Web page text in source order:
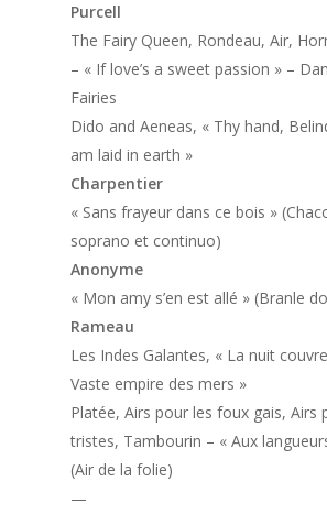
Purcell
The Fairy Queen, Rondeau, Air,
– « If love’s a sweet passion » –
Fairies
Dido and Aeneas, « Thy hand,
am laid in earth »
Charpentier
« Sans frayeur dans ce bois »
soprano et continuo)
Anonyme
« Mon amy s’en est allé » (Branle
Rameau
Les Indes Galantes, « La nuit
Vaste empire des mers »
Platée, Airs pour les foux gais, Airs
tristes, Tambourin – « Aux
(Air de la folie)
—